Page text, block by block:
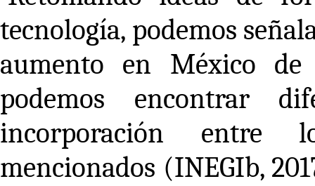
tecnología, podemos
aumento en México de
podemos encontrar
incorporación entre
mencionados (INEGIb,